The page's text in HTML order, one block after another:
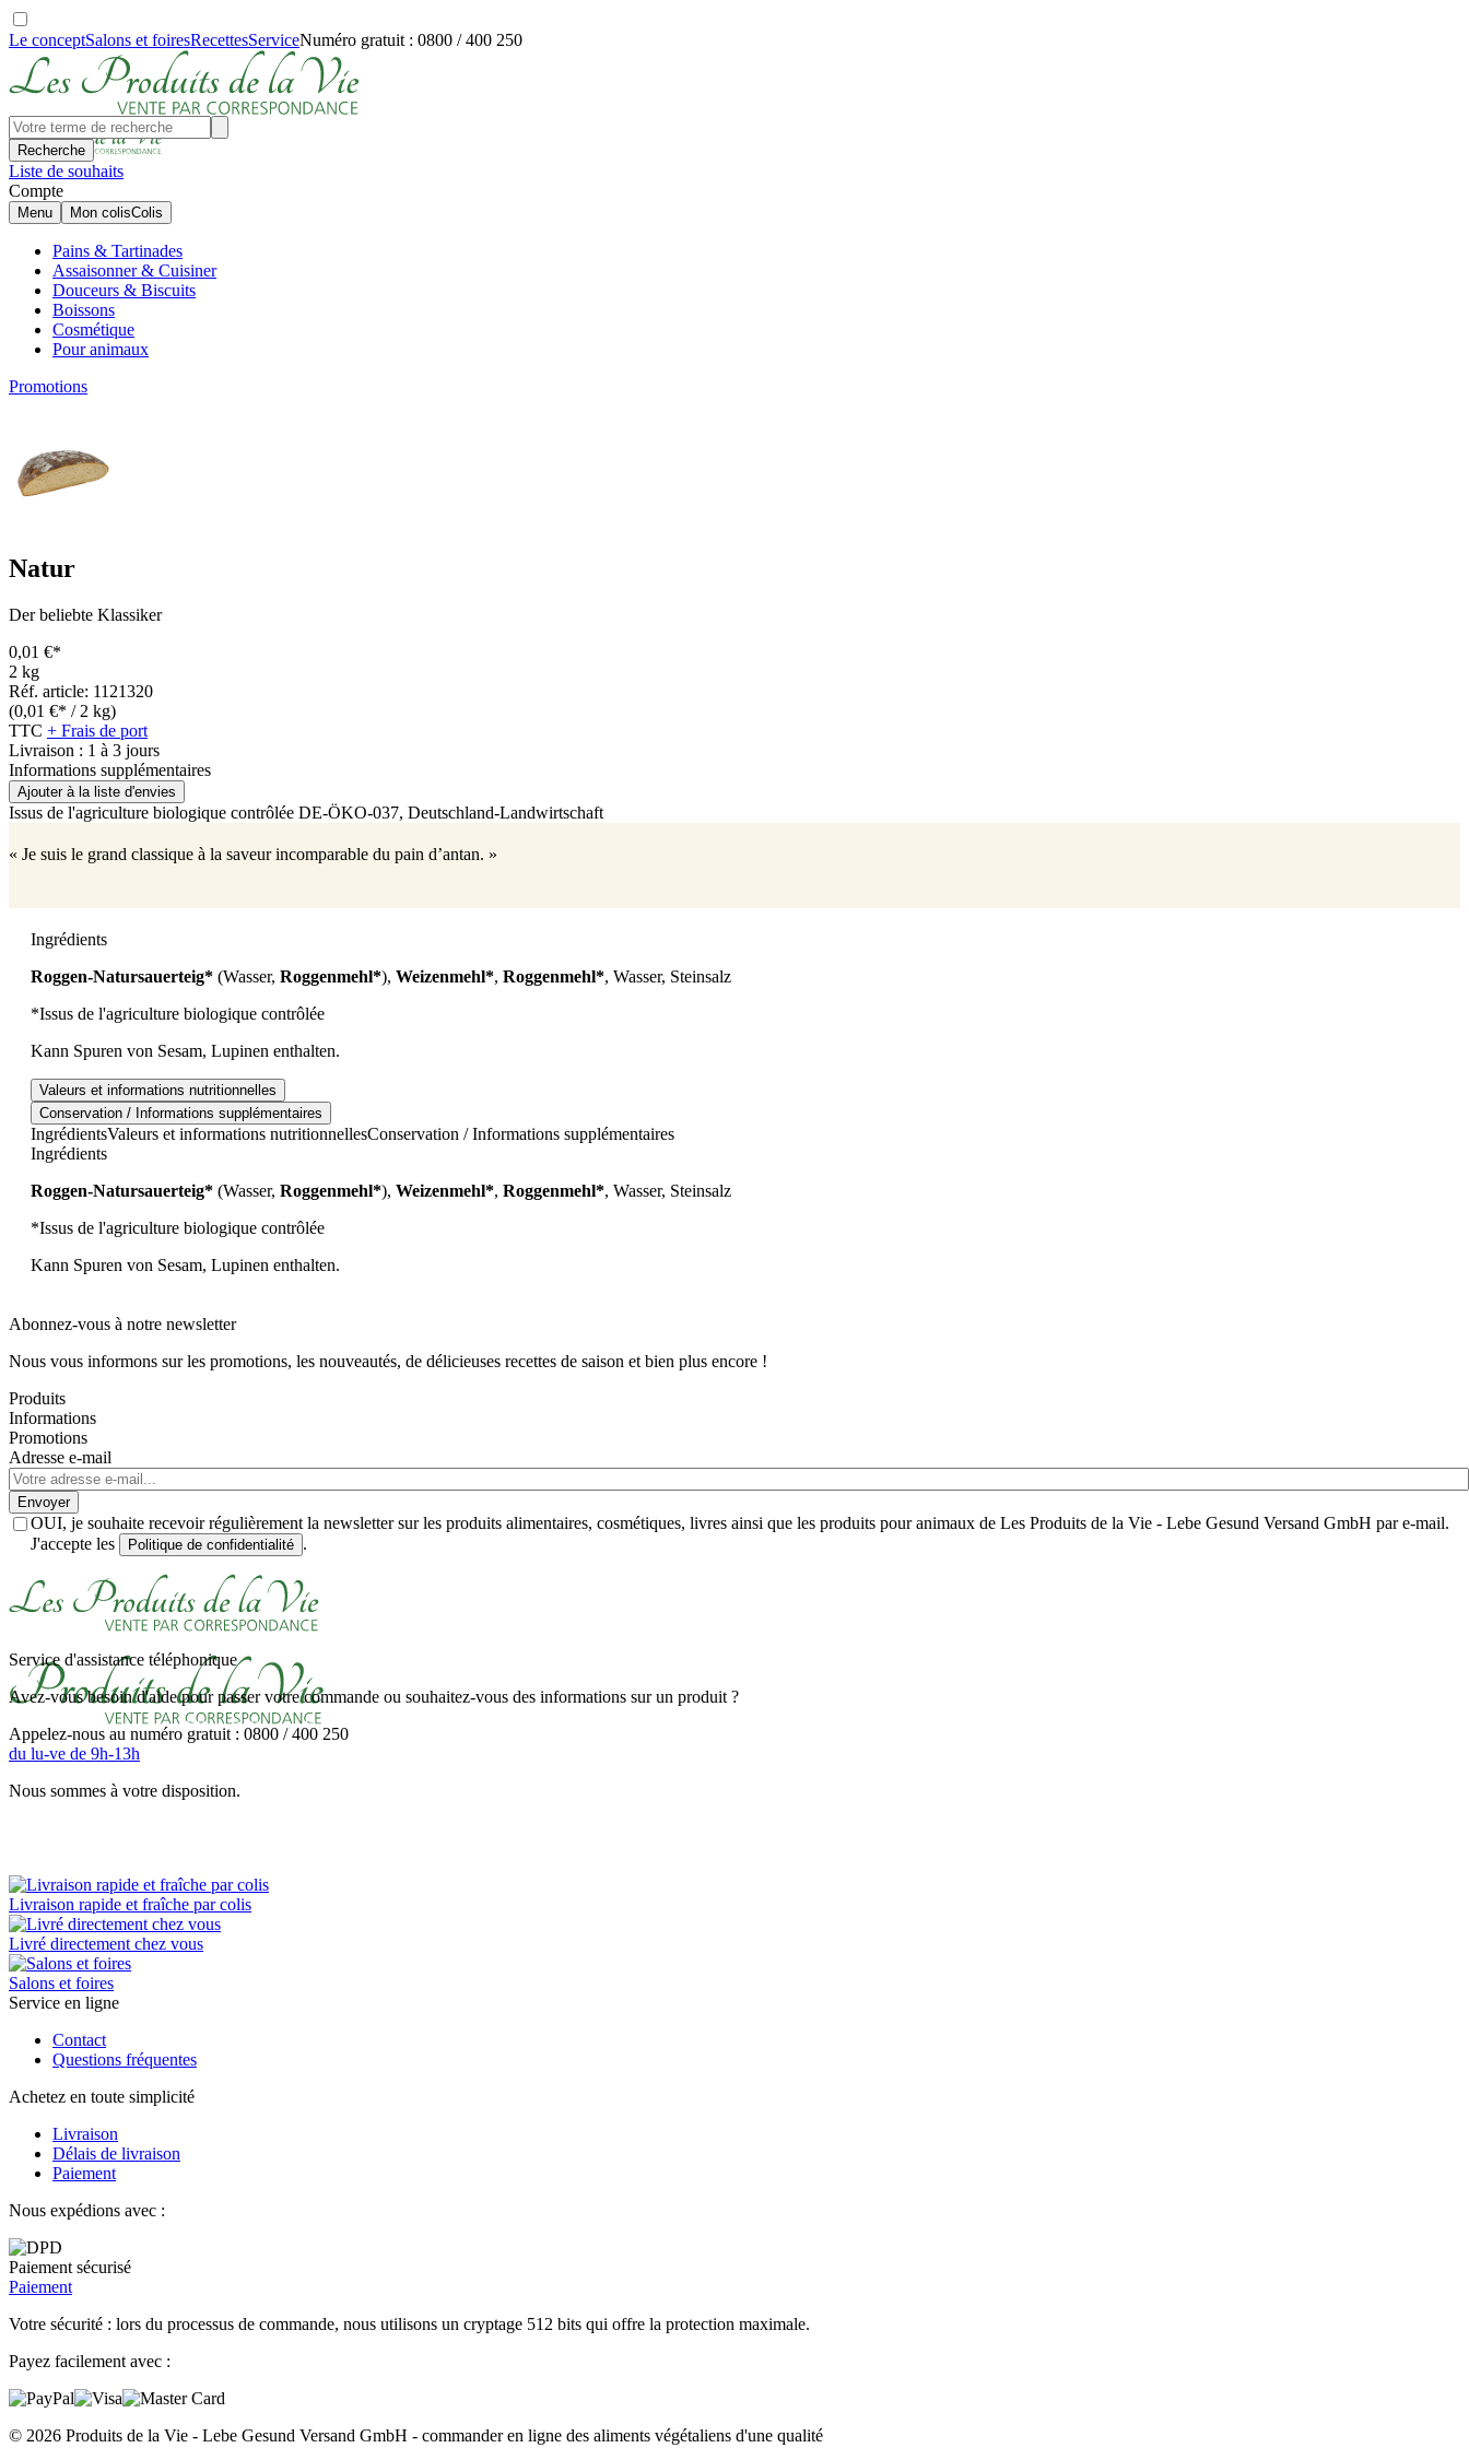
Le conceptSalons et foiresRecettesServiceNuméro gratuit : 0800 / 400 250
Recherche
Liste de souhaits
Compte
Menu Mon colisColis
Pains & Tartinades
Assaisonner & Cuisiner
Douceurs & Biscuits
Boissons
Cosmétique
Pour animaux
Promotions
Natur
Der beliebte Klassiker
0,01 €*
2 kg
Réf. article: 1121320
(0,01 €* / 2 kg)
TTC + Frais de port
Livraison : 1 à 3 jours
Informations supplémentaires
Ajouter à la liste d'envies
Issus de l'agriculture biologique contrôlée DE-ÖKO-037, Deutschland-Landwirtschaft
« Je suis le grand classique à la saveur incomparable du pain d’antan. »
Ingrédients
Roggen-Natursauerteig* (Wasser, Roggenmehl*), Weizenmehl*, Roggenmehl*, Wasser, Steinsalz
*Issus de l'agriculture biologique contrôlée
Kann Spuren von Sesam, Lupinen enthalten.
Valeurs et informations nutritionnelles
Conservation / Informations supplémentaires
IngrédientsValeurs et informations nutritionnellesConservation / Informations supplémentaires
Ingrédients
Roggen-Natursauerteig* (Wasser, Roggenmehl*), Weizenmehl*, Roggenmehl*, Wasser, Steinsalz
*Issus de l'agriculture biologique contrôlée
Kann Spuren von Sesam, Lupinen enthalten.
Abonnez-vous à notre newsletter
Nous vous informons sur les promotions, les nouveautés, de délicieuses recettes de saison et bien plus encore !
Produits
Informations
Promotions
Adresse e-mail
Envoyer
OUI, je souhaite recevoir régulièrement la newsletter sur les produits alimentaires, cosmétiques, livres ainsi que les produits pour animaux de Les Produits de la Vie - Lebe Gesund Versand GmbH par e-mail.
J'accepte les
Politique de confidentialité .
Service d'assistance téléphonique
Avez-vous besoin d'aide pour passer votre commande ou souhaitez-vous des informations sur un produit ?
Appelez-nous au numéro gratuit : 0800 / 400 250
du lu-ve de 9h-13h
Nous sommes à votre disposition.
Livraison rapide et fraîche par colis
Livré directement chez vous
Salons et foires
Service en ligne
Contact
Questions fréquentes
Achetez en toute simplicité
Livraison
Délais de livraison
Paiement
Nous expédions avec :
Paiement sécurisé
Paiement
Votre sécurité : lors du processus de commande, nous utilisons un cryptage 512 bits qui offre la protection maximale.
Payez facilement avec :
© 2026 Produits de la Vie - Lebe Gesund Versand GmbH - commander en ligne des aliments végétaliens d'une qualité